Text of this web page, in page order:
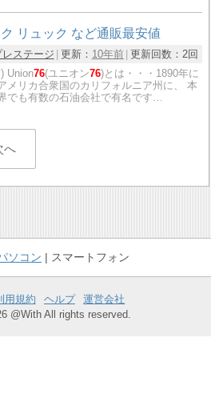
リュック など通販最安値
レステージ 更新： 10年前 更新回数： 2回
Union76(ユニオン76)とは・・・1890年に
メリカ合衆国のカリフォルニア州に、 本
でも有数の石油会社で有名です…
へ
ソコン スマートフォン
用規約 ヘルプ
運営会社
@With All rights reserved.